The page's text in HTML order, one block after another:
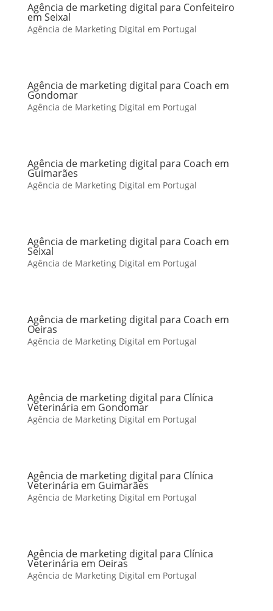
Agência de marketing digital para Confeiteiro
em Seixal
Agência de Marketing Digital em Portugal
Agência de marketing digital para Coach em
Gondomar
Agência de Marketing Digital em Portugal
Agência de marketing digital para Coach em
Guimarães
Agência de Marketing Digital em Portugal
Agência de marketing digital para Coach em
Seixal
Agência de Marketing Digital em Portugal
Agência de marketing digital para Coach em
Oeiras
Agência de Marketing Digital em Portugal
Agência de marketing digital para Clínica
Veterinária em Gondomar
Agência de Marketing Digital em Portugal
Agência de marketing digital para Clínica
Veterinária em Guimarães
Agência de Marketing Digital em Portugal
Agência de marketing digital para Clínica
Veterinária em Oeiras
Agência de Marketing Digital em Portugal